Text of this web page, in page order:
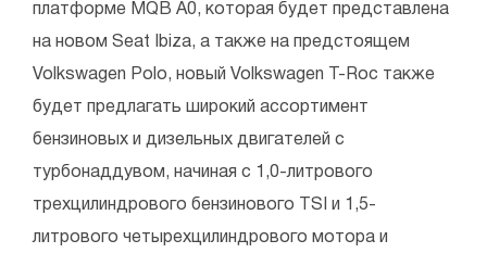
платформе MQB A0, которая будет представлена
на новом Seat Ibiza, а также на предстоящем
Volkswagen Polo, новый Volkswagen T-Roc также
будет предлагать широкий ассортимент
бензиновых и дизельных двигателей с
турбонаддувом, начиная с 1,0-литрового
трехцилиндрового бензинового TSI и 1,5-
литрового четырехцилиндрового мотора и